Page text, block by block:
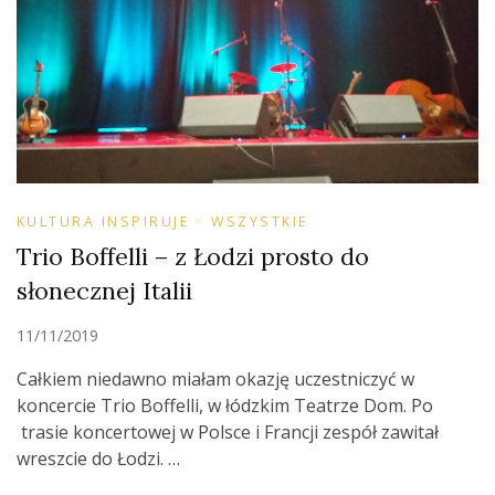
KULTURA INSPIRUJE WSZYSTKIE
Trio Boffelli – z Łodzi prosto do
słonecznej Italii
11/11/2019
Całkiem niedawno miałam okazję uczestniczyć w
koncercie Trio Boffelli, w łódzkim Teatrze Dom. Po
trasie koncertowej w Polsce i Francji zespół zawitał
wreszcie do Łodzi. …